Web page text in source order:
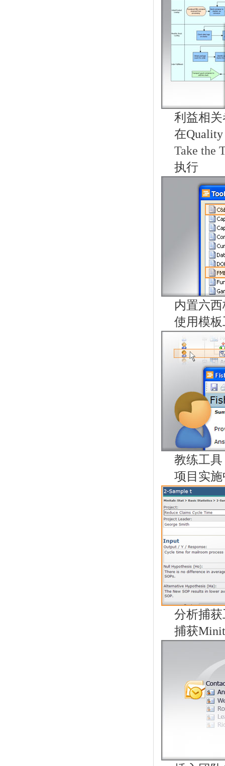
利益相关
在
Take the
执行
内置六
使用模
教练工具
项目实
分析捕
捕获